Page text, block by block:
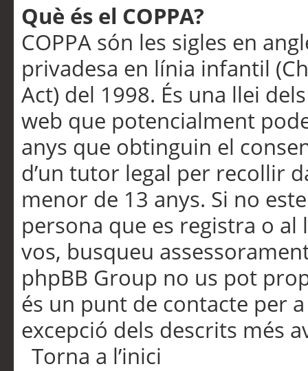
Què és el COPPA?
COPPA són les sigles en
privadesa en línia infantil
Act) del 1998. És una llei
web que potencialment
anys que obtinguin el
d’un tutor legal per recollir
menor de 13 anys. Si no
persona que es registra o
vos, busqueu
phpBB Group no us pot
és un punt de contacte per
excepció dels descrits més
Torna a l’inici